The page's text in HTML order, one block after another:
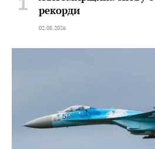
рекорди
02.08.2026